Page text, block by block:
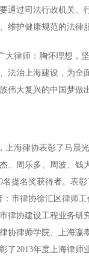
通过司法行政机关、
维护健康规范的法律
大律师：胸怀理想，
法治上海建设，为全
伟大复兴的中国梦做
上海律协表彰了马晨
、周乐多、周波、钱
名提名奖获得者。表
：市律协徐汇区律师
律协建设工程业务研
协律师学院、上海瀛
了2013年度上海律师